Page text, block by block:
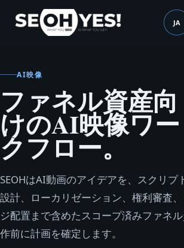
SEOH 言JA
AI映像
ファネル資産向
けのAI映像ワー
クフロー。
SEOHはAI動画のアイデアを、スクリプ
設計、ローカリゼーション、権利審査
ジ配置まで含めたスコープ済みファネ
作前に計画を確定します。